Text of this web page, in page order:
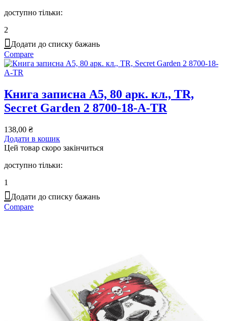
доступно тільки:
2
Додати до списку бажань
Compare
Книга записна A5, 80 арк. кл., TR,
Secret Garden 2 8700-18-A-TR
138,00 ₴
Додати в кошик
Цей товар скоро закінчиться
доступно тільки:
1
Додати до списку бажань
Compare